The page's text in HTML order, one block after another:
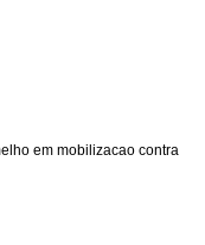
em mobilizacao contra